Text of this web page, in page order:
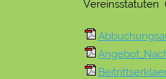
Vereinsstatuten